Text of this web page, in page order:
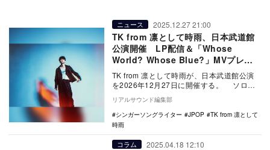
ニュース 2025.12.27 21:00
TK from 凛として時雨、日本武道館
公演開催 LP配信＆「Whose
World? Whose Blue?」MVプレミ
ア公開も
TK from 凛として時雨が、日本武道館公演
を2026年12月27日に開催する。 ソロデ
ビュー15周年を記念した本公演は、…
リアルサウンド編集部
シンガーソングライター
JPOP
TK from 凛として
時雨
コラム 2025.04.18 12:10